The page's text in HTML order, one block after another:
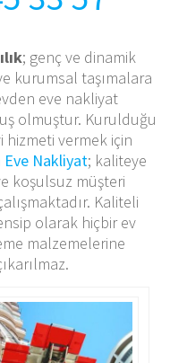
; genç ve dinamik
kurumsal taşımalara
eve nakliyat
olmuştur. Kurulduğu
hizmeti vermek için
Eve Nakliyat; kaliteye
koşulsuz müşteri
Kaliteli
olarak hiçbir ev
malzemelerine